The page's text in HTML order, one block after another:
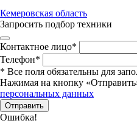
Кемеровская область
Запросить подбор техники
Контактное лицо*
Телефон*
* Все поля обязательны для
Нажимая на кнопку
персональных данных
Отправить
Ошибка!